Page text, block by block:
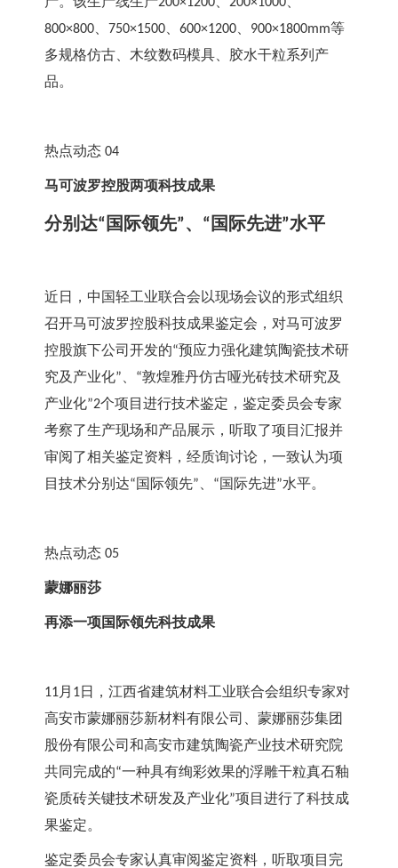
800×800 750×1500 600×1200 900×1800mm等
多规格仿古、木纹数码模具、胶水干粒系列产
品。
热点动态 04
马可波罗控股两项科技成果
分别达“ 国际领先”、 “ 国际先进”水平
近日，中国轻工业联合会以现场会议的形式组织
召开马可波罗控股科技成果鉴定会，对马可波罗
控股旗下公司开发的“预应力强化建筑陶瓷技术研
究及产业化” “敦煌雅丹仿古哑光砖技术研究及
产业化”2个项目进行技术鉴定，鉴定委员会专家
考察了生产现场和产品展示，听取了项目汇报并
审阅了相关鉴定资料，经质询讨论，一致认为项
目技术分别达“国际领先” “国际先进”水平。
热点动态 05
蒙娜丽莎
再添一项国际领先科技成果
11月 1日，江西省建筑材料工业联合会组织专家对
高安市蒙娜丽莎新材料有限公司、蒙娜丽莎集团
股份有限公司和高安市建筑陶瓷产业技术研究院
共同完成的“一种具有绚彩效果的浮雕干粒真石釉
瓷质砖关键技术研发及产业化”项目进行了科技成
果鉴定。
鉴定委员会专家认真审阅鉴定资料，听取项目完